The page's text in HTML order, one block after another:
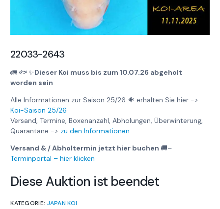
22033-2643
🚛🐟✨Dieser Koi muss bis zum 10.07.26 abgeholt
worden sein
Alle Informationen zur Saison 25/26 🐠 erhalten Sie hier ->
Koi-Saison 25/26
Versand, Termine, Boxenanzahl, Abholungen, Überwinterung,
Quarantäne -> zu den Informationen
Versand & / Abholtermin jetzt hier buchen 🚚–
Terminportal – hier klicken
Diese Auktion ist beendet
KATEGORIE: JAPAN KOI